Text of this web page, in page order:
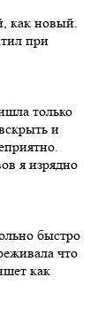
как новый.
при
только
и
я изрядно
быстро
что
как